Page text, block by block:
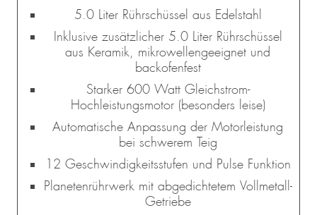
5.0 Liter Rührschüssel aus Edelstahl
Inklusive zusätzlicher 5.0 Liter Rührschüssel
aus Keramik, mikrowellengeeignet und
backofenfest
Starker 600 Watt Gleichstrom-
Hochleistungsmotor (besonders leise)
Automatische Anpassung der Motorleistung
bei schwerem Teig
12 Geschwindigkeitsstufen und Pulse Funktion
Planetenrührwerk mit abgedichtetem Vollmetall-
Getriebe